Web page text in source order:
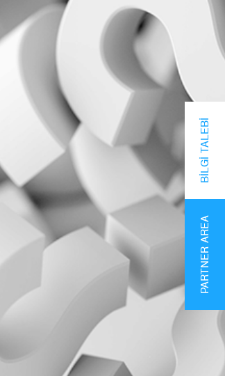
PARTNER AREA
BILGI TALEBI